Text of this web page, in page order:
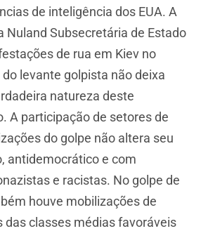
de inteligência dos EUA. A
Nuland Subsecretária de Estado
de rua em Kiev no
levante golpista não deixa
natureza deste
A participação de setores de
do golpe não altera seu
antidemocrático e com
e racistas. No golpe de
houve mobilizações de
das classes médias favoráveis